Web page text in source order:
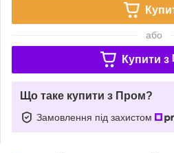
або
Купити з
Що таке купити з Пром?
Замовлення під захистом